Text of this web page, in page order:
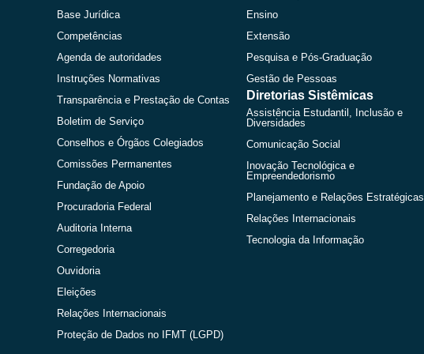
Base Jurídica
Competências
Agenda de autoridades
Instruções Normativas
Transparência e Prestação de Contas
Boletim de Serviço
Conselhos e Órgãos Colegiados
Comissões Permanentes
Fundação de Apoio
Procuradoria Federal
Auditoria Interna
Corregedoria
Ouvidoria
Eleições
Relações Internacionais
Proteção de Dados no IFMT (LGPD)
Ensino
Extensão
Pesquisa e Pós-Graduação
Gestão de Pessoas
Diretorias Sistêmicas
Assistência Estudantil, Inclusão e
Diversidades
Comunicação Social
Inovação Tecnológica e
Empreendedorismo
Planejamento e Relações Estratégicas
Relações Internacionais
Tecnologia da Informação